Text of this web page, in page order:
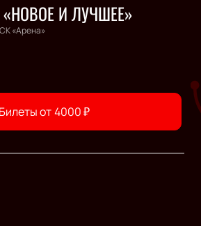
«НОВОЕ И ЛУЧШЕЕ»
«Арена»
Билеты от 4000₽